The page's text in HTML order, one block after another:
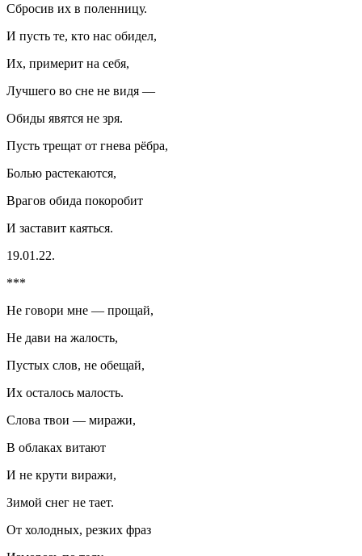
Сбросив их в поленницу.
И пусть те, кто нас обидел,
Их, примерит на себя,
Лучшего во сне не видя —
Обиды явятся не зря.
Пусть трещат от гнева рёбра,
Болью растекаются,
Врагов обида покоробит
И заставит каяться.
19.01.22.
***
Не говори мне — прощай,
Не дави на жалость,
Пустых слов, не обещай,
Их осталось малость.
Слова твои — миражи,
В облаках витают
И не крути виражи,
Зимой снег не тает.
От холодных, резких фраз